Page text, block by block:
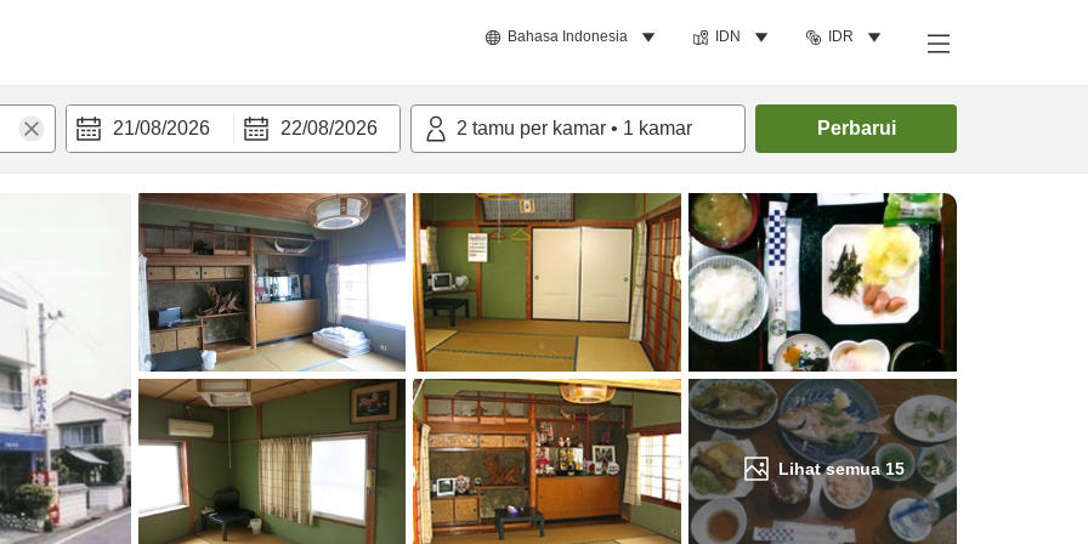
Bahasa Indonesia IDN IDR
21/08/2026 22/08/2026 2 tamu per kamar • 1 kamar Perbarui
Lihat semua15
Cari kamar